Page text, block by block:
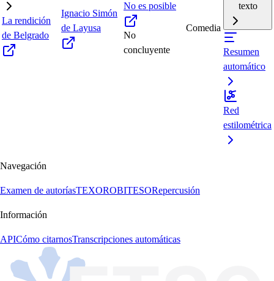
La rendición
de Belgrado
Ignacio Simón
de Layusa
No es posible
No
concluyente
Comedia
texto
Resumen
automático
Red
estilométrica
Navegación
Examen de autoríasTEXOROBITESORepercusión
Información
APICómo citarnosTranscripciones automáticas